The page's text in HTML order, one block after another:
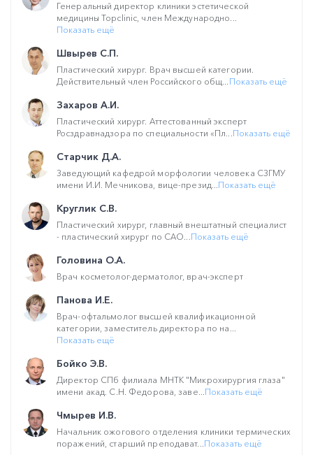
Генеральный директор клиники эстетической
медицины Topclinic, член Международно...
Показать ещё
Швырев С.П.
Пластический хирург. Врач высшей категории.
Действительный член Российского общ... Показать ещё
Захаров А.И.
Пластический хирург. Аттестованный эксперт
Росздравнадзора по специальности «Пл...Показать ещё
Старчик Д.А.
Заведующий кафедрой морфологии человека СЗГМУ
имени И.И. Мечникова, вице-презид...Показать ещё
Круглик С.В.
Пластический хирург, главный внештатный специалист
- пластический хирург по САО...Показать ещё
Головина О.А.
Врач косметолог-дерматолог, врач-эксперт
Панова И.Е.
Врач-офтальмолог высшей квалификационной
категории, заместитель директора по на...
Показать ещё
Бойко Э.В.
Директор СПб филиала МНТК "Микрохирургия глаза"
имени акад. С.Н. Федорова, заве...Показать ещё
Чмырев И.В.
Начальник ожогового отделения клиники термических
поражений, старший преподават...Показать ещё